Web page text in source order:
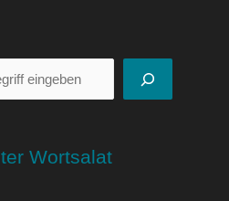
Wortsalat